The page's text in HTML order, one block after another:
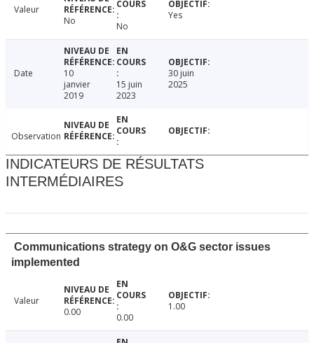
Valeur
No
No
Yes
Date
10
janvier
2019
15 juin
2023
30 juin
2025
Observation
INDICATEURS DE RÉSULTATS
INTERMÉDIAIRES
Communications strategy on O&G sector issues
implemented
Valeur
0.00
0.00
1.00